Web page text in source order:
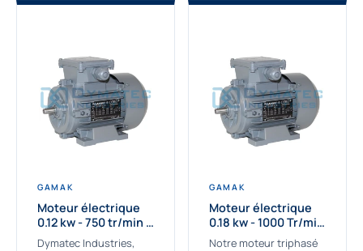
GAMAK
Moteur électrique
0.12 kw - 750 tr/min -
230/400V - IE2
Dymatec Industries,
GAMAK
Moteur électrique
0.18 kw - 1000 Tr/min
- 230/400V - IE2
Notre moteur triphasé